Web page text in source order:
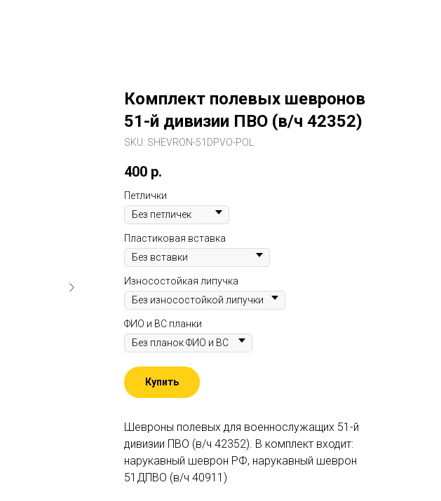
Комплект полевых шевронов
51-й дивизии ПВО (в/ч 42352)
SKU: SHEVRON-51DPVO-POL
400 р.
Петлички
Пластиковая вставка
Износостойкая липучка
ФИО и ВС планки
Купить
Шевроны полевых для военнослужащих 51-й
дивизии ПВО (в/ч 42352). В комплект входит:
нарукавный шеврон РФ, нарукавный шеврон
51ДПВО (в/ч 40911)